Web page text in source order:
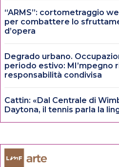
“ARMS”: cortometraggio
per combattere lo
d’opera
Degrado urbano.
periodo estivo: MI’mpegno
responsabilità condivisa
Cattin: «Dal Centrale di
Daytona, il tennis parla la